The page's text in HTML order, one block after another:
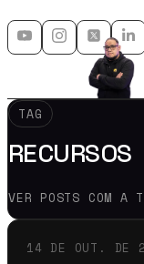
TAG
RECURSOS
VER POSTS COM A
14 DE OUT. DE